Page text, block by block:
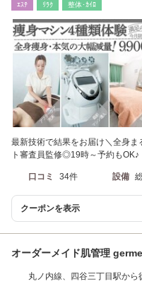
ｴｽﾃ ﾘﾗｸ 整体･ｶｲﾛ
最新技術で結果をお届け＼全身
ト審査員監修◎19時～予約もOK♪
口コミ 34件 設備
クーポンを表示
オーダーメイド肌管理
丸ノ内線、四谷三丁目駅か